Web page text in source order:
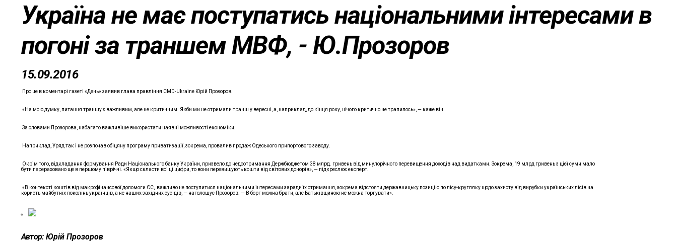
Україна не має поступатись національними інтересами в
погоні за траншем МВФ, - Ю.Прозоров
15.09.2016
Про це в коментарі газеті «День» заявив глава правління CMD-Ukraine Юрій Прозоров.
«На мою думку, питання траншу є важливим, але не критичним. Якби ми не отримали транш у вересні, а, наприклад, до кінця року, нічого критично не трапилось», — каже він.
За словами Прозорова, набагато важливіше використати наявні можливості економіки.
Наприклад, Уряд так і не розпочав обіцяну програму приватизації, зокрема, провалив продаж Одеського припортового заводу.
Окрім того, відкладання формування Ради Національного банку України, призвело до недоотримання Держбюджетом 38 млрд. гривень від минулорічного перевищення доходів над видатками. Зокрема, 19 млрд гривень з цієї суми мало
бути перераховано ще в першому півріччі. «Якщо скласти всі ці цифри, то вони перевищують кошти від світових донорів», — підкреслює експерт.
«В контексті коштів від макрофінансової допомоги ЄС, важливо не поступитися національними інтересами заради їх отримання, зокрема відстояти державницьку позицію по лісу-кругляку щодо захисту від вирубки українських лісів на
користь майбутніх поколінь українців, а не наших західних сусідів, — наголошує Прозоров. — В борг можна брати, але Батьківщиною не можна торгувати».
Автор: Юрій Прозоров